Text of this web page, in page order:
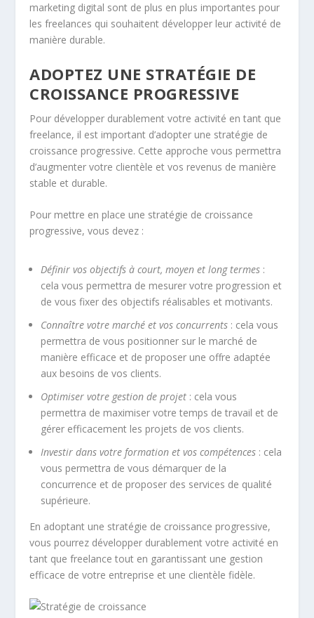
marketing digital sont de plus en plus importantes pour
lesfreelances qui souhaitent développer leur activité de
manière durable.
ADOPTEZ UNE STRATÉGIE DE
CROISSANCE PROGRESSIVE
Pour développer durablement votre activité en tant que
freelance, il est important d’adopter une stratégie de
croissance progressive. Cette approche vous permettra
d’augmenter votre clientèle et vos revenus de manière
stable et durable.
Pour mettre en place une stratégie de croissance
progressive, vous devez :
Définir vos objectifs à court, moyen et long termes :
cela vous permettra de mesurer votre progression et
de vous fixer des objectifs réalisables et motivants.
Connaître votre marché et vos concurrents : cela vous
permettra de vous positionner sur le marché de
manière efficace et de proposer une offre adaptée
aux besoins de vos clients.
Optimiser votre gestion de projet : cela vous
permettra de maximiser votre temps de travail et de
gérer efficacement les projets de vos clients.
Investir dans votre formation et vos compétences : cela
vous permettra de vous démarquer de la
concurrence et de proposer des services de qualité
supérieure.
En adoptant une stratégie de croissance progressive,
vous pourrez développer durablement votre activité en
tant que freelance tout en garantissant une gestion
efficace de votre entreprise et une clientèle fidèle.